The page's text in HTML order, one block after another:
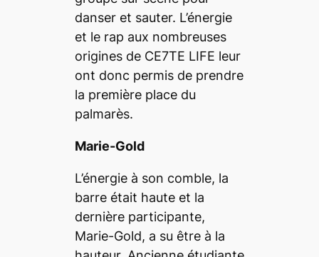
danser et sauter. L’énergie
et le rap aux nombreuses
origines de CE7TE LIFE leur
ont donc permis de prendre
la première place du
palmarès.
Marie-Gold
L’énergie à son comble, la
barre était haute et la
dernière participante,
Marie-Gold, a su être à la